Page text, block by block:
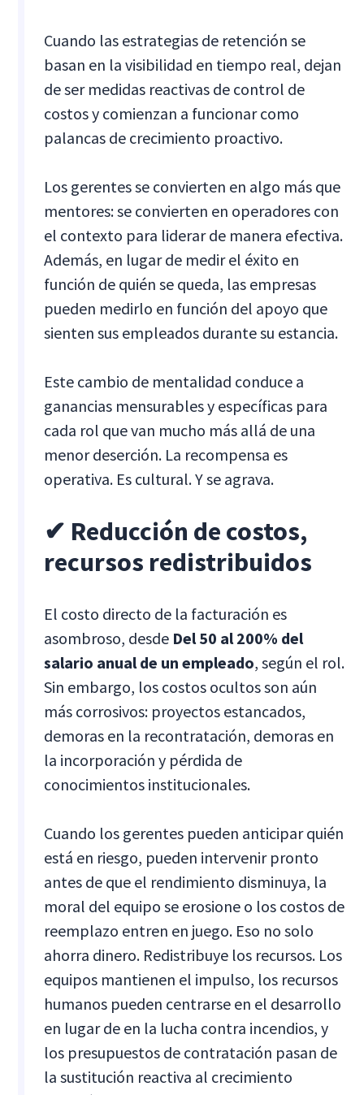
Cuando las estrategias de retención se
basan en la visibilidad en tiempo real, dejan
de ser medidas reactivas de control de
costos y comienzan a funcionar como
palancas de crecimiento proactivo.
Los gerentes se convierten en algo más que
mentores: se convierten en operadores con
el contexto para liderar de manera efectiva.
Además, en lugar de medir el éxito en
función de quién se queda, las empresas
pueden medirlo en función del apoyo que
sienten sus empleados durante su estancia.
Este cambio de mentalidad conduce a
ganancias mensurables y específicas para
cada rol que van mucho más allá de una
menor deserción. La recompensa es
operativa. Es cultural. Y se agrava.
✔ Reducción de costos,
recursos redistribuidos
El costo directo de la facturación es
asombroso, desde Del 50 al 200% del
salario anual de un empleado, según el rol.
Sin embargo, los costos ocultos son aún
más corrosivos: proyectos estancados,
demoras en la recontratación, demoras en
la incorporación y pérdida de
conocimientos institucionales.
Cuando los gerentes pueden anticipar quién
está en riesgo, pueden intervenir pronto
antes de que el rendimiento disminuya, la
moral del equipo se erosione o los costos de
reemplazo entren en juego. Eso no solo
ahorra dinero. Redistribuye los recursos. Los
equipos mantienen el impulso, los recursos
humanos pueden centrarse en el desarrollo
en lugar de en la lucha contra incendios, y
los presupuestos de contratación pasan de
la sustitución reactiva al crecimiento